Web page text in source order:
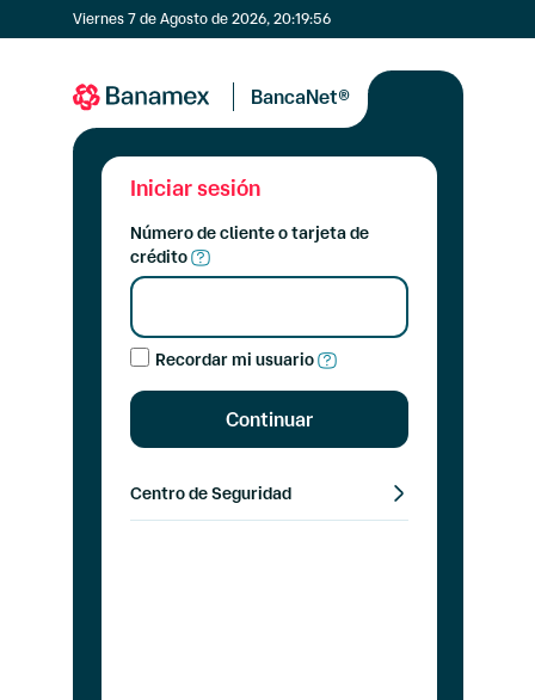
Viernes 7 de Agosto de 2026, 20:19:56
BancaNet®
Iniciar sesión
Número de cliente o tarjeta de
crédito
Recordar mi usuario
Continuar
Centro de Seguridad